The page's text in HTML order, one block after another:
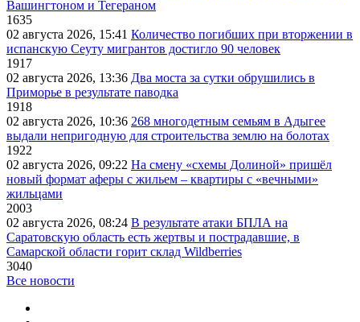
Вашингтоном и Тегераном
1635
02 августа 2026, 15:41 Количество погибших при вторжении в
испанскую Сеуту мигрантов достигло 90 человек
1917
02 августа 2026, 13:36 Два моста за сутки обрушились в
Приморье в результате паводка
1918
02 августа 2026, 10:36 268 многодетным семьям в Адыгее
выдали непригодную для строительства землю на болотах
1922
02 августа 2026, 09:22 На смену «схемы Долиной» пришёл
новый формат аферы с жильем – квартиры с «вечными»
жильцами
2003
02 августа 2026, 08:24 В результате атаки БПЛА на
Саратовскую область есть жертвы и пострадавшие, в
Самарской области горит склад Wildberries
3040
Все новости